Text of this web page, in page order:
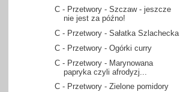
C - Przetwory - Szczaw - jeszcze
nie jest za późno!
C - Przetwory - Sałatka Szlachecka
C - Przetwory - Ogórki curry
C - Przetwory - Marynowana
papryka czyli afrodyzj...
C - Przetwory - Zielone pomidory